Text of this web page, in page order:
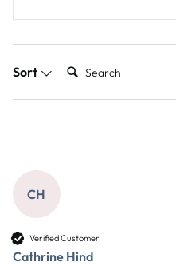
Sort Search:
CH
Verified Customer
Cathrine Hind